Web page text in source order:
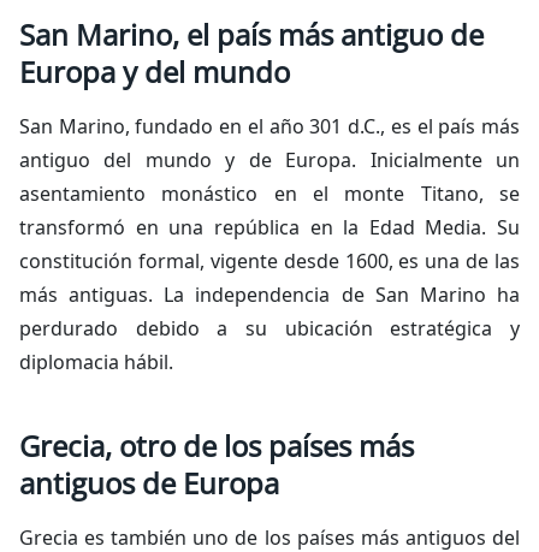
San Marino, el país más antiguo de
Europa y del mundo
San Marino, fundado en el año 301 d.C., es el país más
antiguo del mundo y de Europa. Inicialmente un
asentamiento monástico en el monte Titano, se
transformó en una república en la Edad Media. Su
constitución formal, vigente desde 1600, es una de las
más antiguas. La independencia de San Marino ha
perdurado debido a su ubicación estratégica y
diplomacia hábil.
Grecia, otro de los países más
antiguos de Europa
Grecia es también uno de los países más antiguos del